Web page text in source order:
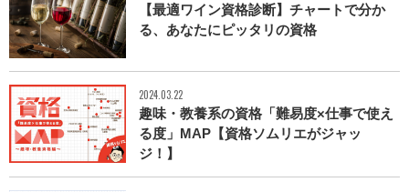
【最適ワイン資格診断】チャートで分か
る、あなたにピッタリの資格
2024.03.22
趣味・教養系の資格「難易度×仕事で使え
る度」MAP【資格ソムリエがジャッ
ジ！】